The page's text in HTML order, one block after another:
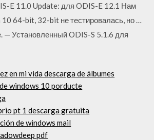
E 11.0 Update: для ODIS-E 12.1 Нам
64-bit, 32-bit не тестировалась, но …
— Установленный ODIS-S 5.1.6 для
en mi vida descarga de álbumes
windows 10 porducte
pt 1 descarga gratuita
de windows mail
pdf